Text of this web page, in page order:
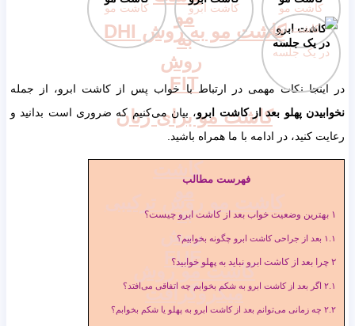
کاشت مو به روش DHI
کاشت مو برای زنان
کاشت مو روش
میکروگرافت
مو
به
روش
FIT
کاشت
مو
به
روش
FUE
ابرو
یک جلسه
نکات مهمی در ارتباط با خواب پس از کاشت ابرو، از جمله
پهلو بعد از کاشت ابرو، بیان می‌کنیم که ضروری است بدانید و
کنید، در ادامه با ما همراه باشید.
فهرست مطالب
وضعیت خواب بعد از کاشت ابرو چیست؟
بعد از جراحی کاشت ابرو چگونه بخوابیم؟
بعد از کاشت ابرو نباید به پهلو خوابید؟
اگر بعد از کاشت ابرو به شکم بخوابم چه اتفاقی می‌افتد؟
چه زمانی می‌توانم بعد از کاشت ابرو به پهلو یا شکم بخوابم؟